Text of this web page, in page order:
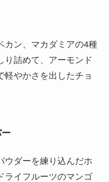
カン、マカダミアの4種
り詰めて、アーモンド
軽やかさを出したチョ
ウダーを練り込んだホ
ライフルーツのマンゴ